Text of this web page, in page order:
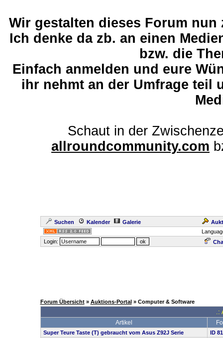
Wir gestalten dieses Forum
Ich denke da zb. an einen
bzw. die
Einfach anmelden und eure
ihr nehmt an der Umfrage teil
Schaut in der
allroundcommunity.com
Suchen Kalender Galerie
Login:
Forum Übersicht» Auktions-Portal » Computer & Software
.:
Artikel
Super Teure Taste (T) gebraucht vom Asus Z92J Serie
ID